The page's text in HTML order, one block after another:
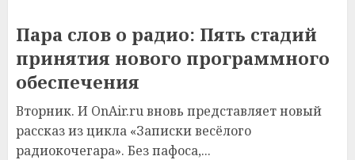
Пара слов о радио: Пять стадий
принятия нового программного
обеспечения
Вторник. И OnAir.ru вновь представляет новый
рассказ из цикла «Записки весёлого
радиокочегара». Без пафоса,...